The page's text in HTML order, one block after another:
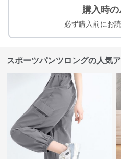
購入時
必ず購入前にお
スポーツパンツロングの人気